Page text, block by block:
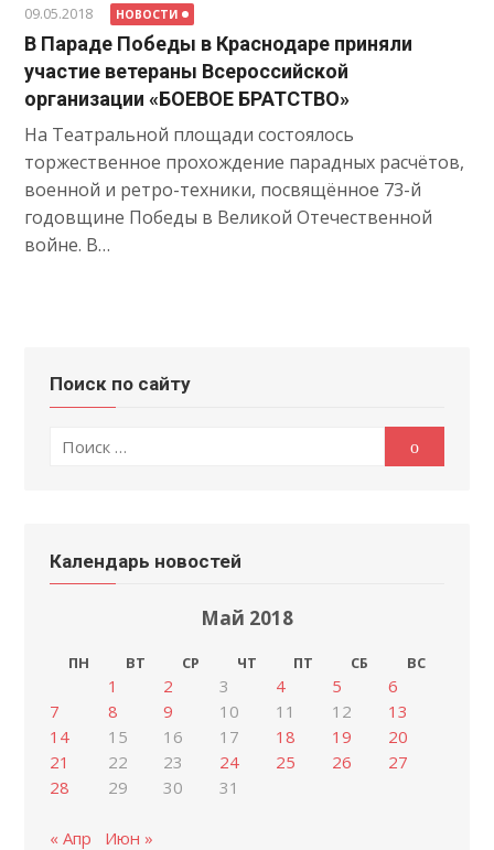
09.05.2018 НОВОСТИ
В Параде Победы в Краснодаре приняли
участие ветераны Всероссийской
организации «БОЕВОЕ БРАТСТВО»
На Театральной площади состоялось
торжественное прохождение парадных расчётов,
военной и ретро-техники, посвящённое 73-й
годовщине Победы в Великой Отечественной
войне. В…
Поиск по сайту
по:
Календарь новостей
Май 2018
ПН ВТ СР ЧТ ПТ СБ ВС
1 2 3 4 5
6
7
8 9 10 11 12
13
14
15 16 17 18 19
20
21
22 23 24 25 26
27
28
29 30 31
« Апр Июн »